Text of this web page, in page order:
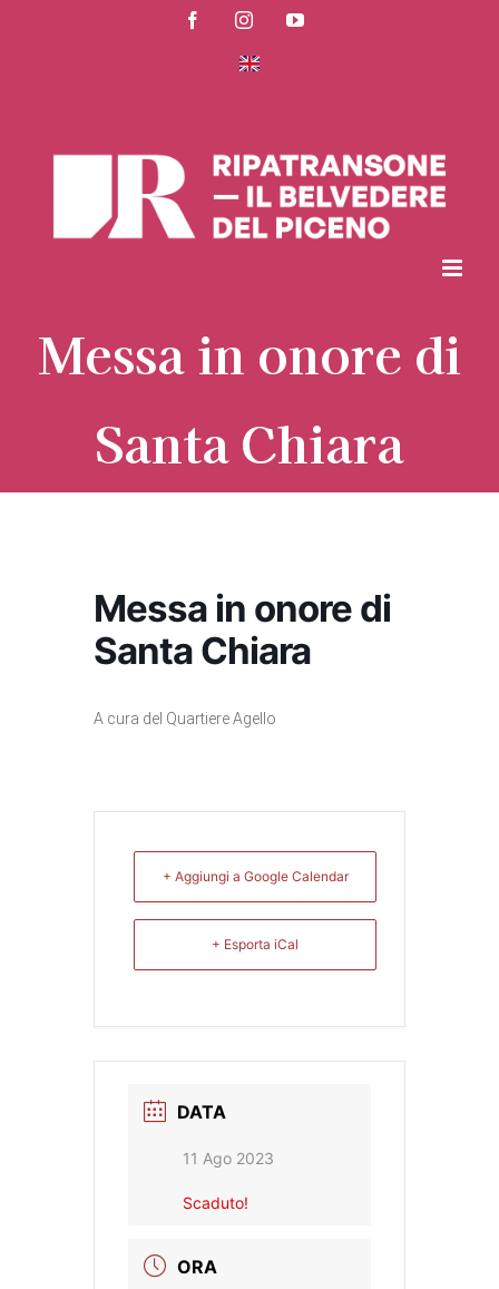
FacebookInstagramYouTube
Messa in onore di
Santa Chiara
Messa in onore di
Santa Chiara
A cura del Quartiere Agello
+ Aggiungi a Google Calendar
+ Esporta iCal
DATA
11 Ago 2023
Scaduto!
ORA